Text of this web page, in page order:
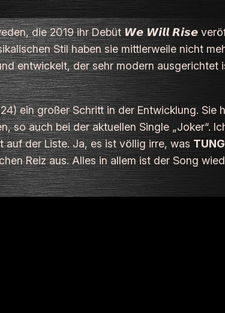
die 2019 ihr Debüt 𝙒𝙚 𝙒𝙞𝙡𝙡 𝙍𝙞𝙨𝙚
Stil haben sie mittlerweile nicht
entwickelt, der sehr modern
ein großer Schritt in der Entwicklung. Sie
so auch bei der aktuellen Single „Joker“.
der Liste. Ja, es ist völlig irre, was
Reiz aus. Alles in allem ist der Song